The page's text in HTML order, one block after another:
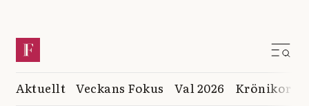
Aktuellt Veckans Fokus Val 2026 Krönikor